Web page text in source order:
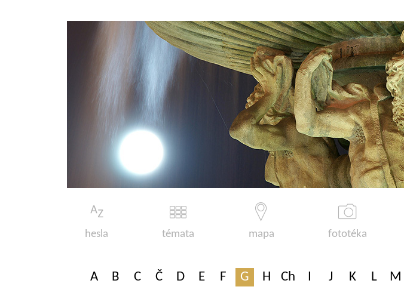
hesla témata mapa fototéka
A B C Č D E F G H Ch I J K L M